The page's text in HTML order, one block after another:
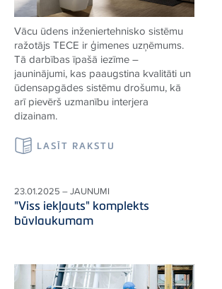
Vācu ūdens inženiertehnisko sistēmu
ražotājs TECE ir ģimenes uzņēmums.
Tā darbības īpašā iezīme –
jauninājumi, kas paaugstina kvalitāti un
ūdensapgādes sistēmu drošumu, kā
arī pievērš uzmanību interjera
dizainam.
LASĪT RAKSTU
23.01.2025 – JAUNUMI
"Viss iekļauts" komplekts
būvlaukumam